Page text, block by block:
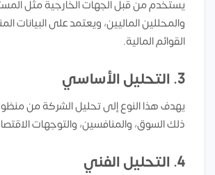
يستخدم من قبل الجهات الخارجية مثل
والمحللين الماليين، ويعتمد على البيانات
القوائم المالية.
3. التحليل الأساسي
يهدف هذا النوع إلى تحليل الشركة من
ذلك السوق، والمنافسين، والتوجهات
4. التحليل الفني